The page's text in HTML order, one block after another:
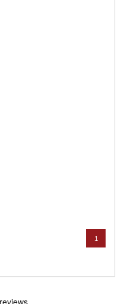
1